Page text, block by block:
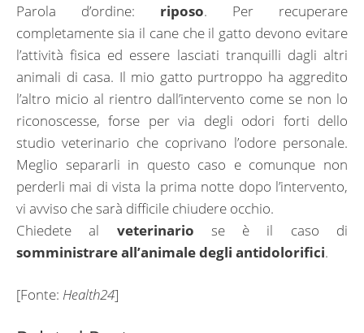
Parola d’ordine: riposo. Per recuperare
completamente sia il cane che il gatto devono evitare
l’attività fisica ed essere lasciati tranquilli dagli altri
animali di casa. Il mio gatto purtroppo ha aggredito
l’altro micio al rientro dall’intervento come se non lo
riconoscesse, forse per via degli odori forti dello
studio veterinario che coprivano l’odore personale.
Meglio separarli in questo caso e comunque non
perderli mai di vista la prima notte dopo l’intervento,
vi avviso che sarà difficile chiudere occhio.
Chiedete al veterinario se è il caso di
somministrare all’animale degli antidolorifici.
[Fonte: Health24]